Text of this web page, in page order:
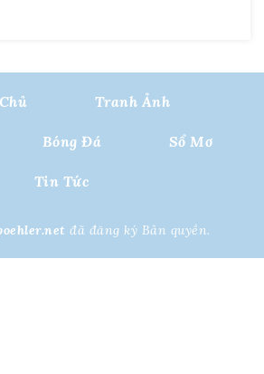
Tranh Ảnh
Bóng Đá Sổ Mơ
Tin Tức
đã đăng ký Bản quyền.